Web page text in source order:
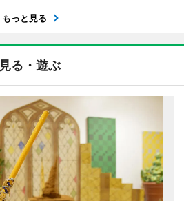
もっと見る
見る・遊ぶ